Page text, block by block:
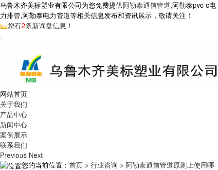
乌鲁木齐美标塑业有限公司为您免费提供阿勒泰通信管道,阿勒泰pvc-c电
力排管,阿勒泰电力管道等相关信息发布和资讯展示，敬请关注！
您有2条新询盘信息！
网站首页
关于我们
产品中心
新闻中心
案例展示
联系我们
Previous Next
您的当前位置： 首页 > 行业咨询 > 阿勒泰通信管道原则上使用哪